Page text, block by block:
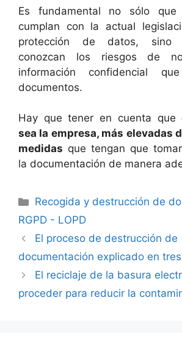
Es fundamental no sólo que
cumplan con la actual
protección de datos, sino
conozcan los riesgos de
información confidencial
documentos.
Hay que tener en cuenta que
sea la empresa, más elevadas
medidas que tengan que
la documentación de manera
Categorías
Recogida y destrucción de
RGPD - LOPD
El proceso de destrucción de
documentación explicado en
El reciclaje de la basura
proceder para reducir la